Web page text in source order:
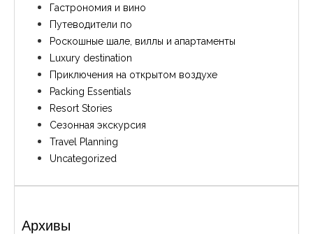
Гастрономия и вино
Путеводители по
Роскошные шале, виллы и апартаменты
Luxury destination
Приключения на открытом воздухе
Packing Essentials
Resort Stories
Сезонная экскурсия
Travel Planning
Uncategorized
Архивы